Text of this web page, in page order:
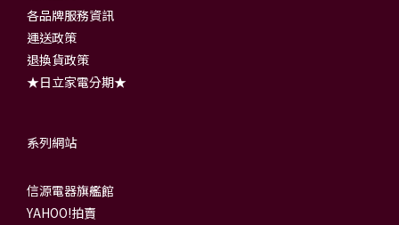
各品牌服務資訊
運送政策
退換貨政策
★日立家電分期★
系列網站
信源電器旗艦館
YAHOO!拍賣